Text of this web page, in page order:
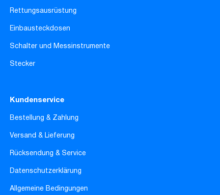
Rettungsausrüstung
Einbausteckdosen
Schalter und Messinstrumente
Stecker
Kundenservice
Bestellung & Zahlung
Versand & Lieferung
Rücksendung & Service
Datenschutzerklärung
Allgemeine Bedingungen